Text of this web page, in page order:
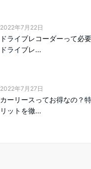
2022年7月22日
ドライブレコーダーって必
ドライブレ...
2022年7月27日
カーリースってお得なの？
リットを徹...